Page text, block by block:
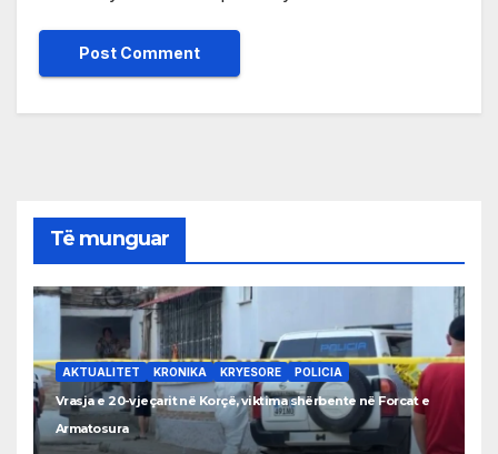
Të munguar
AKTUALITET KRONIKA KRYESORE POLICIA
Vrasja e 20-vjeçarit në Korçë, viktima shërbente në Forcat e
Armatosura